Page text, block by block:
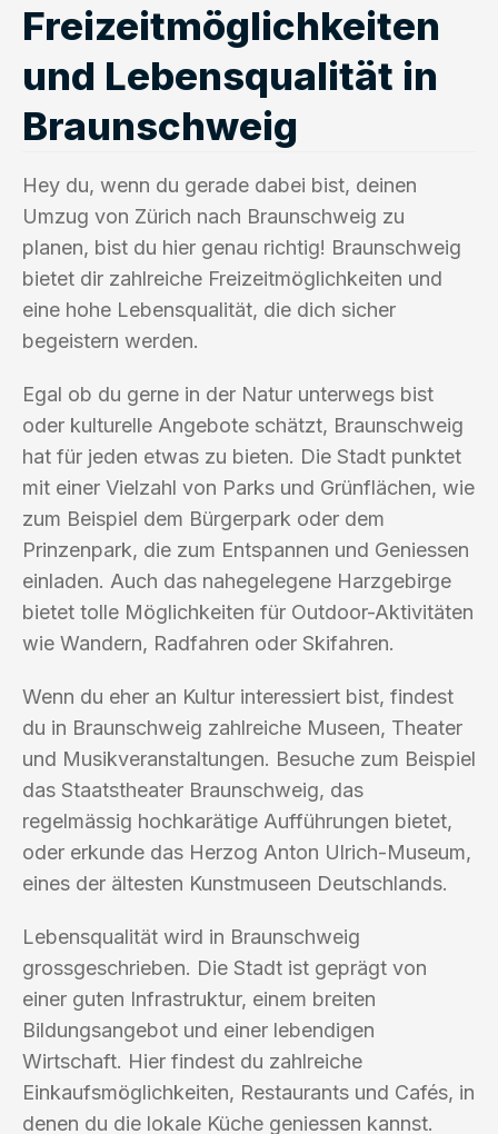
Freizeitmöglichkeiten
und Lebensqualität in
Braunschweig
Hey du, wenn du gerade dabei bist, deinen
Umzug von Zürich nach Braunschweig zu
planen, bist du hier genau richtig! Braunschweig
bietet dir zahlreiche Freizeitmöglichkeiten und
eine hohe Lebensqualität, die dich sicher
begeistern werden.
Egal ob du gerne in der Natur unterwegs bist
oder kulturelle Angebote schätzt, Braunschweig
hat für jeden etwas zu bieten. Die Stadt punktet
mit einer Vielzahl von Parks und Grünflächen, wie
zum Beispiel dem Bürgerpark oder dem
Prinzenpark, die zum Entspannen und Geniessen
einladen. Auch das nahegelegene Harzgebirge
bietet tolle Möglichkeiten für Outdoor-Aktivitäten
wie Wandern, Radfahren oder Skifahren.
Wenn du eher an Kultur interessiert bist, findest
du in Braunschweig zahlreiche Museen, Theater
und Musikveranstaltungen. Besuche zum Beispiel
das Staatstheater Braunschweig, das
regelmässig hochkarätige Aufführungen bietet,
oder erkunde das Herzog Anton Ulrich-Museum,
eines der ältesten Kunstmuseen Deutschlands.
Lebensqualität wird in Braunschweig
grossgeschrieben. Die Stadt ist geprägt von
einer guten Infrastruktur, einem breiten
Bildungsangebot und einer lebendigen
Wirtschaft. Hier findest du zahlreiche
Einkaufsmöglichkeiten, Restaurants und Cafés, in
denen du die lokale Küche geniessen kannst.